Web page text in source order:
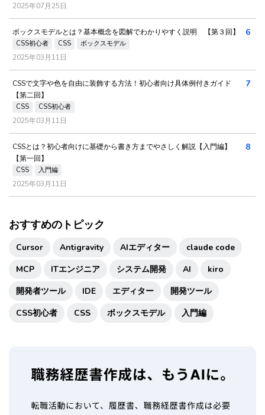
2025年07月25日
ボックスモデルとは？基本概念を図解でわかりやすく説明 【第３回】
CSS初心者 CSS ボックスモデル
2025年03月11日
6
CSSで文字や色を自由に装飾する方法！初心者向け具体例付きガイド
【第二回】
CSS CSS初心者
2025年03月11日
7
CSSとは？初心者向けに基礎から書き方までやさしく解説【入門編】
【第一回】
CSS 入門編
2025年03月11日
8
おすすめのトピック
Cursor Antigravity AIエディター
claude code
MCP
ITエンジニア システム開発 AI
kiro
開発者ツール
IDE エディター
開発ツール
CSS初心者
CSS ボックスモデル 入門編